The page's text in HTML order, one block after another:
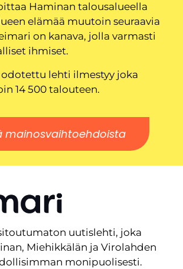
Haminan talousalueella
elämää muutoin seuraavia
on kanava, jolla varmasti
ihmiset.
odotettu lehti ilmestyy joka
14 500 talouteen.
mainosvaihtoehdoista
uutislehti, joka
Miehikkälän ja Virolahden
monipuolisesti.